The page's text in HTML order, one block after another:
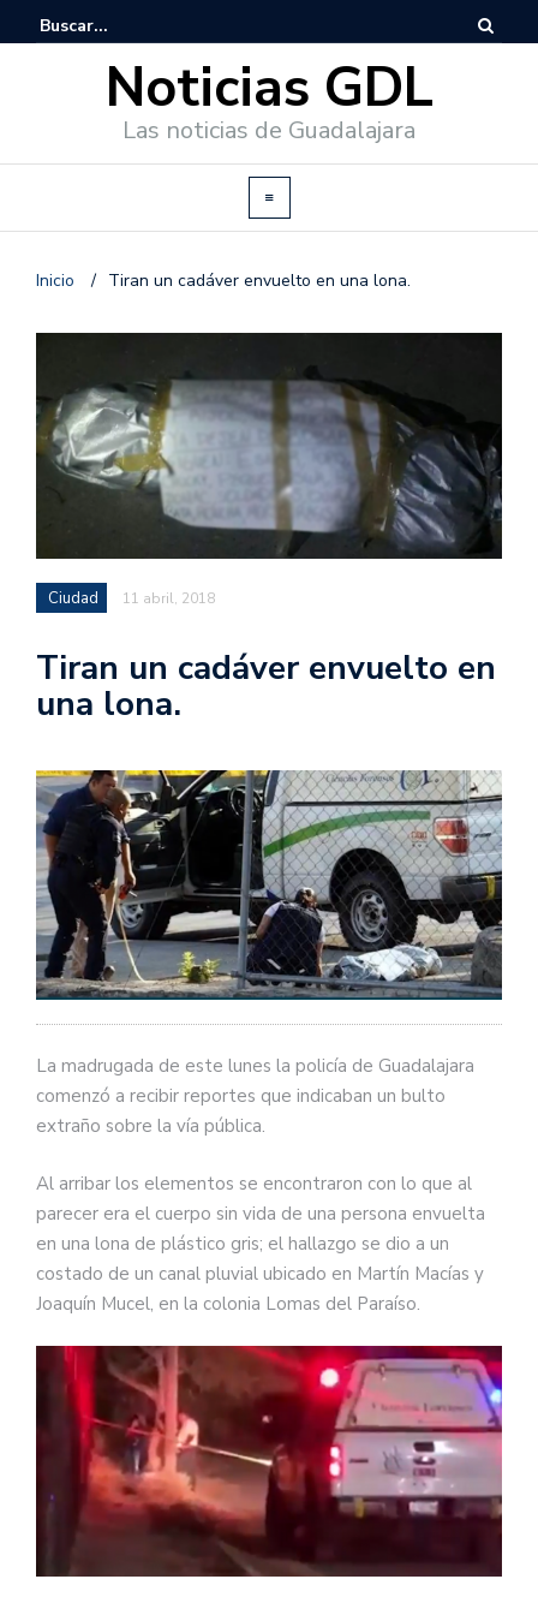
Noticias GDL
Las noticias de Guadalajara
Inicio / Tiran un cadáver envuelto en una lona.
Ciudad 11 abril, 2018
Tiran un cadáver envuelto en
una lona.
La madrugada de este lunes la policía de Guadalajara
comenzó a recibir reportes que indicaban un bulto
extraño sobre la vía pública.
Al arribar los elementos se encontraron con lo que al
parecer era el cuerpo sin vida de una persona envuelta
en una lona de plástico gris; el hallazgo se dio a un
costado de un canal pluvial ubicado en Martín Macías y
Joaquín Mucel, en la colonia Lomas del Paraíso.